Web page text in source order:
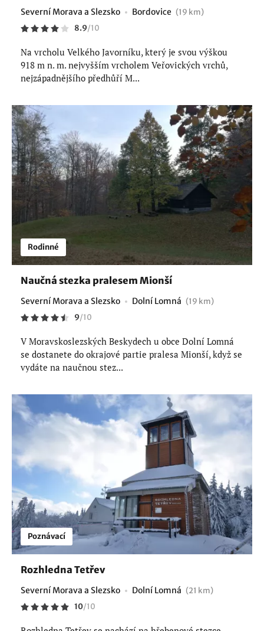
Severní Morava a Slezsko Bordovice (19 km)
8.9/10
Na vrcholu Velkého Javorníku, který je svou výškou
918 m n. m. nejvyšším vrcholem Veřovických vrchů,
nejzápadnějšího předhůří M...
Rodinné
Naučná stezka pralesem Mionší
Severní Morava a Slezsko Dolní Lomná (19 km)
9/10
V Moravskoslezských Beskydech u obce Dolní Lomná
se dostanete do okrajové partie pralesa Mionší, když se
vydáte na naučnou stez...
Poznávací
Rozhledna Tetřev
Severní Morava a Slezsko Dolní Lomná (21 km)
10/10